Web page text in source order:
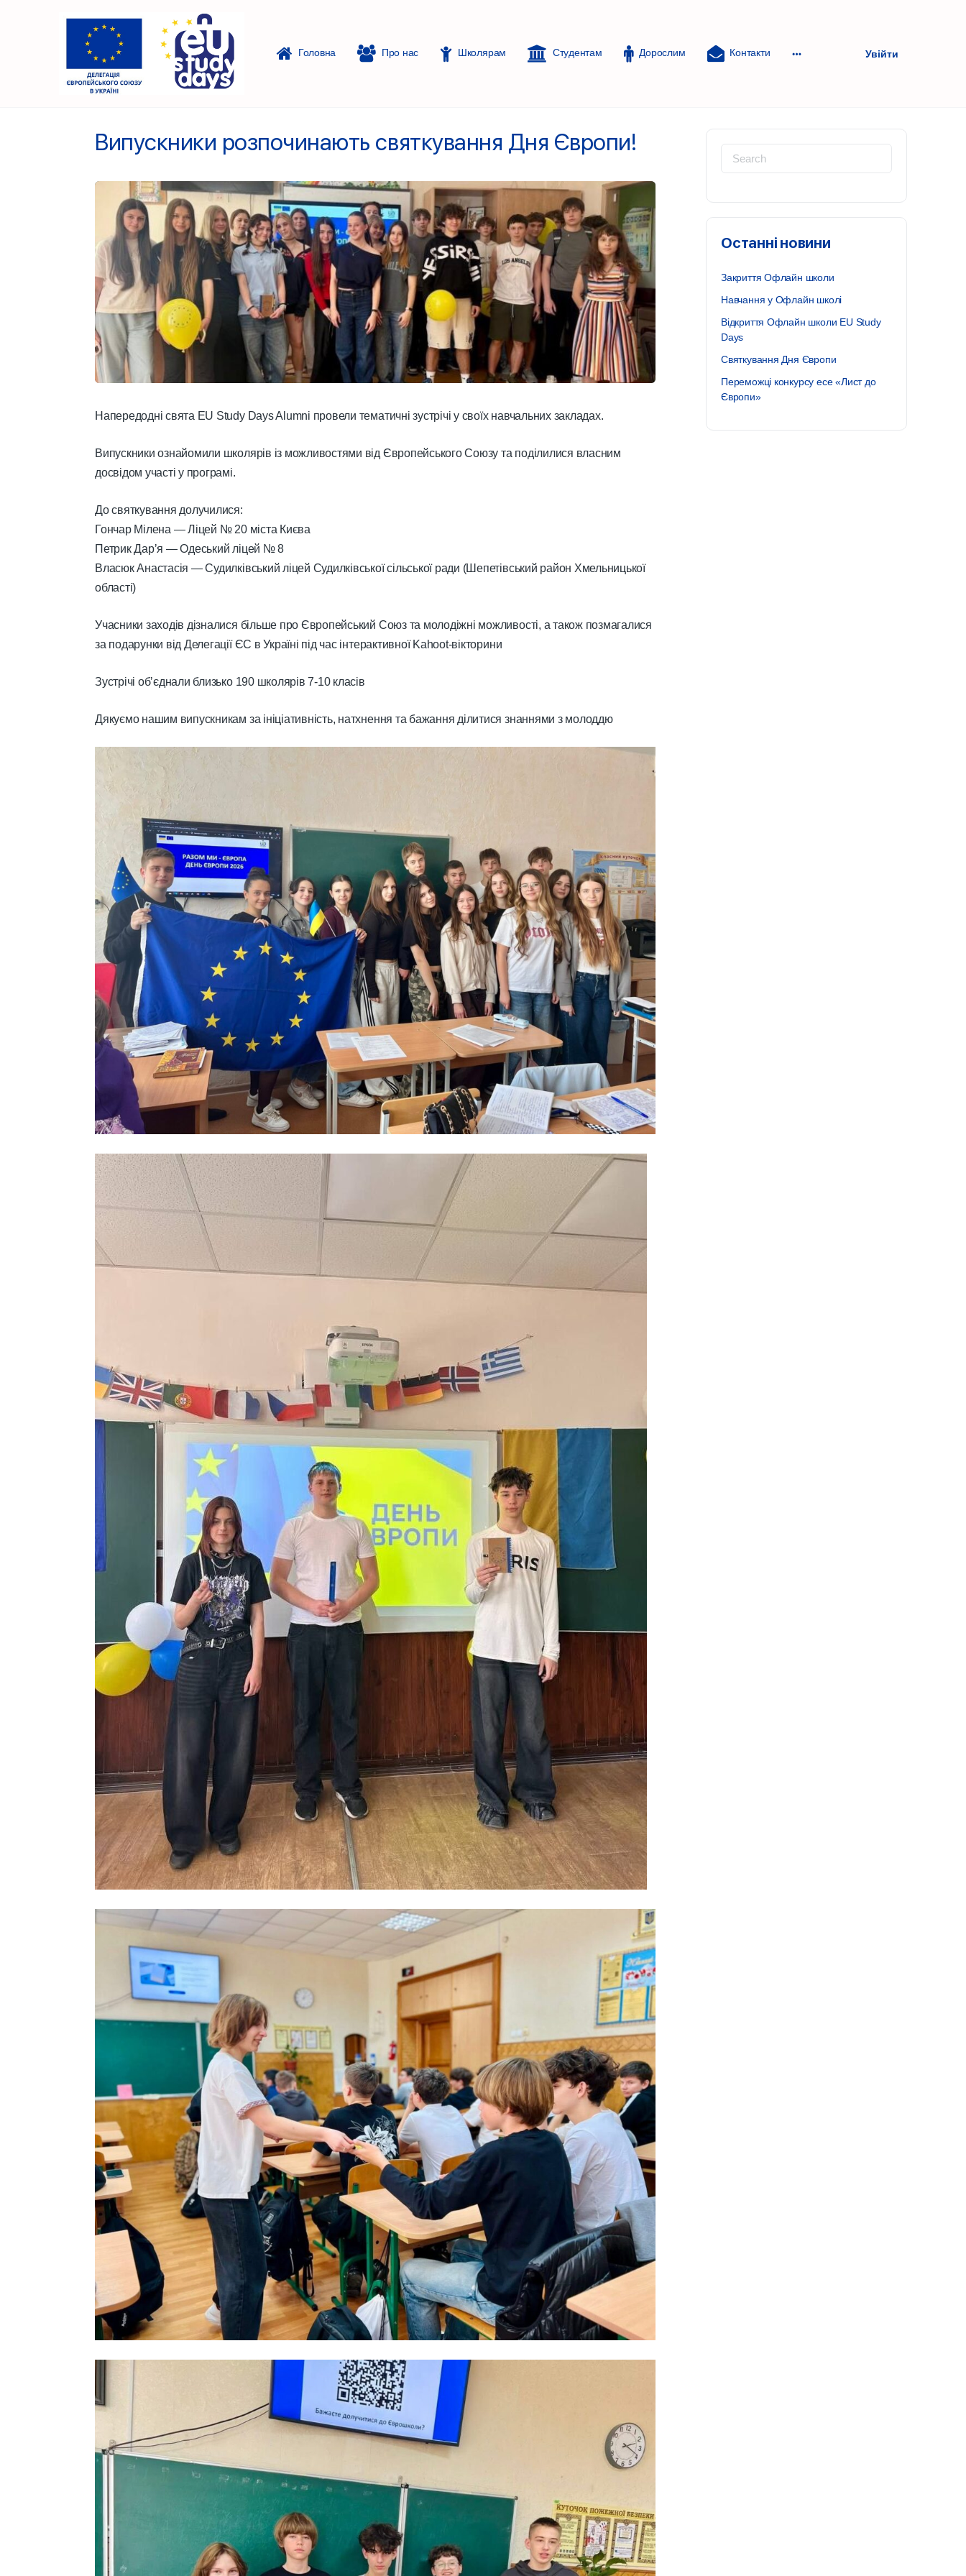
Головна Про нас Школярам Студентам Дорослим Контакти Увійти
Випускники розпочинають святкування Дня Європи!
Напередодні свята EU Study Days Alumni провели тематичні зустрічі у своїх навчальних закладах.
Випускники ознайомили школярів із можливостями від Європейського Союзу та поділилися власним
досвідом участі у програмі.
До святкування долучилися:
Гончар Мілена — Ліцей № 20 міста Києва
Петрик Дарʼя — Одеський ліцей № 8
Власюк Анастасія — Судилківський ліцей Судилківської сільської ради (Шепетівський район Хмельницької
області)
Учасники заходів дізналися більше про Європейський Союз та молодіжні можливості, а також позмагалися
за подарунки від Делегації ЄС в Україні під час інтерактивної Kahoot-вікторини
Зустрічі обʼєднали близько 190 школярів 7-10 класів
Дякуємо нашим випускникам за ініціативність, натхнення та бажання ділитися знаннями з молоддю
Search
for:
Останні новини
Закриття Офлайн школи
Навчання у Офлайн школі
Відкриття Офлайн школи EU Study
Days
Святкування Дня Європи
Переможці конкурсу есе «Лист до
Європи»